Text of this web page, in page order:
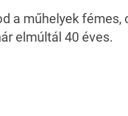
a műhelyek fémes,
elmúltál 40 éves.